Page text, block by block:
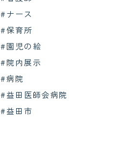
#ナース
#保育所
#園児の絵
#院内展示
#病院
#益田医師会病院
#益田市